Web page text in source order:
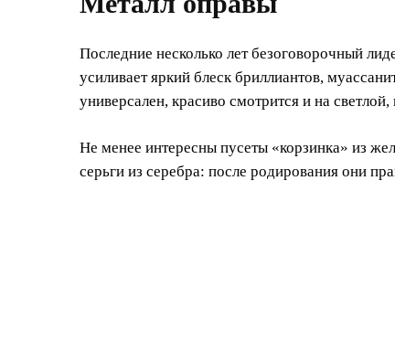
Последние несколько лет безоговорочный
усиливает яркий блеск бриллиантов,
универсален, красиво смотрится и на
Не менее интересны пусеты «корзинка» из
серьги из серебра: после родирования они